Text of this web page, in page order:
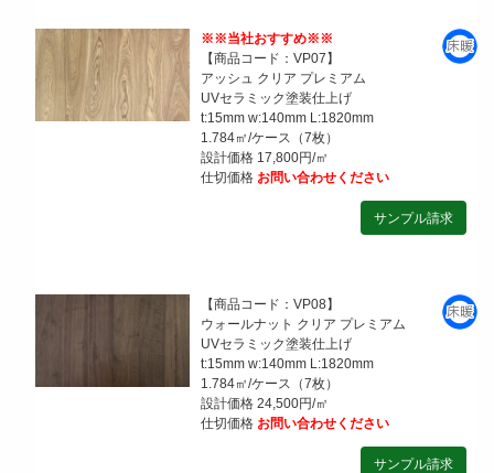
※※当社おすすめ※※
【商品コード：VP07】
アッシュ クリア プレミアム
UVセラミック塗装仕上げ
t:15mm w:140mm L:1820mm
1.784㎡/ケース（7枚）
設計価格 17,800円/㎡
仕切価格 お問い合わせください
【商品コード：VP08】
ウォールナット クリア プレミアム
UVセラミック塗装仕上げ
t:15mm w:140mm L:1820mm
1.784㎡/ケース（7枚）
設計価格 24,500円/㎡
仕切価格 お問い合わせください